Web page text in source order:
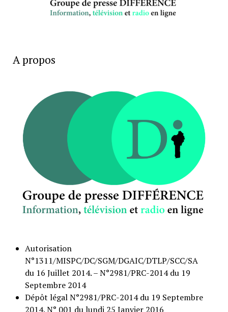
A propos
Autorisation
N°1311/MISPC/DC/SGM/DGAIC/DTLP/SCC/SA
du 16 Juillet 2014. – N°2981/PRC-2014 du 19
Septembre 2014
Dépôt légal N°2981/PRC-2014 du 19 Septembre
2014. N° 001 du lundi 25 Janvier 2016